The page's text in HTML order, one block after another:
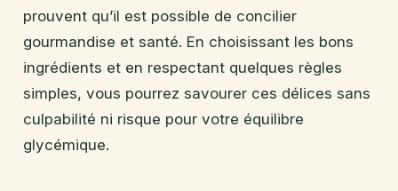
prouvent qu’il est possible de concilier
gourmandise et santé. En choisissant les bons
ingrédients et en respectant quelques règles
simples, vous pourrez savourer ces délices sans
culpabilité ni risque pour votre équilibre
glycémique.